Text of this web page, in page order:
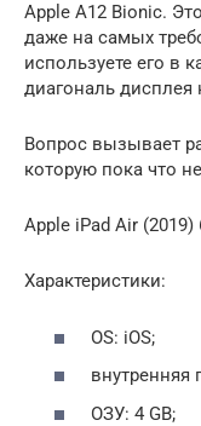
Apple A12 Bionic.
даже на самых
используете его в
диагональ дисплея
Вопрос вызывает
которую пока что
Apple iPad Air (2019)
Характеристики:
OS: iOS;
внутренняя
ОЗУ: 4 GB;